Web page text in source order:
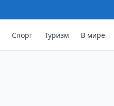
Спорт Туризм В мире